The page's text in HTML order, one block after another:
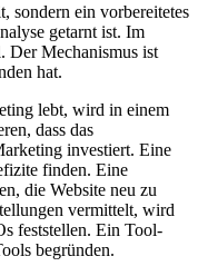
sondern ein vorbereitetes
getarnt ist. Im
Der Mechanismus ist
hat.
lebt, wird in einem
dass das
investiert. Eine
finden. Eine
die Website neu zu
vermittelt, wird
feststellen. Ein Tool-
begründen.